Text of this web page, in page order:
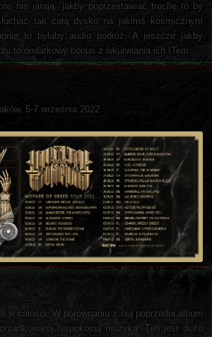
nie jarają, jakby poprzestawiać trochę to by
tak całą dysko na jakimś kosmicznym
to byłaby audio podróż. A jeszcze jakby
to dodatkowy bonus z wkurwiania ich ITem.
5-7 września 2022.
w całości. W porównaniu z nią poprzedni album
i spokojną muzyką. Ten jest dużo